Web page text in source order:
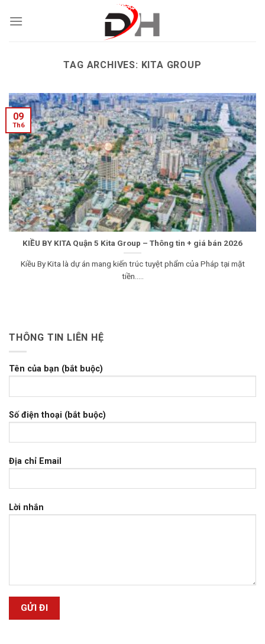
TAG ARCHIVES: KITA GROUP
KIỀU BY KITA Quận 5 Kita Group – Thông tin + giá bán 2026
Kiều By Kita là dự án mang kiến trúc tuyệt phẩm của Pháp tại mặt
tiền.....
09
Th6
THÔNG TIN LIÊN HỆ
Tên của bạn (bắt buộc)
Số điện thoại (bắt buộc)
Địa chỉ Email
Lời nhắn